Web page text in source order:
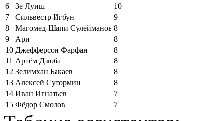
6
Зе Луиш
10
7
Сильвестр Игбун
9
8
Магомед-Шапи Сулейманов 8
9
Ари
8
10 Джефферсон Фарфан
8
11 Артём Дзюба
8
12 Зелимхан Бакаев
8
13 Алексей Сутормин
8
14 Иван Игнатьев
7
15 Фёдор Смолов 7